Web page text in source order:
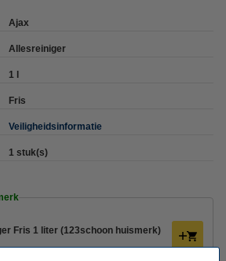
Ajax
Allesreiniger
1 l
Fris
Veiligheidsinformatie
1 stuk(s)
Fris 1 liter (123schoon huismerk)